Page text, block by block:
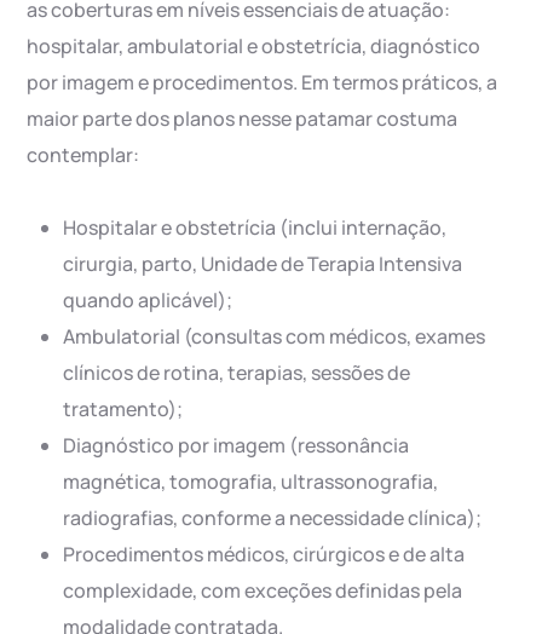
as coberturas em níveis essenciais de atuação:
hospitalar, ambulatorial e obstetrícia, diagnóstico
por imagem e procedimentos. Em termos práticos, a
maior parte dos planos nesse patamar costuma
contemplar:
Hospitalar e obstetrícia (inclui internação,
cirurgia, parto, Unidade de Terapia Intensiva
quando aplicável);
Ambulatorial (consultas com médicos, exames
clínicos de rotina, terapias, sessões de
tratamento);
Diagnóstico por imagem (ressonância
magnética, tomografia, ultrassonografia,
radiografias, conforme a necessidade clínica);
Procedimentos médicos, cirúrgicos e de alta
complexidade, com exceções definidas pela
modalidade contratada.